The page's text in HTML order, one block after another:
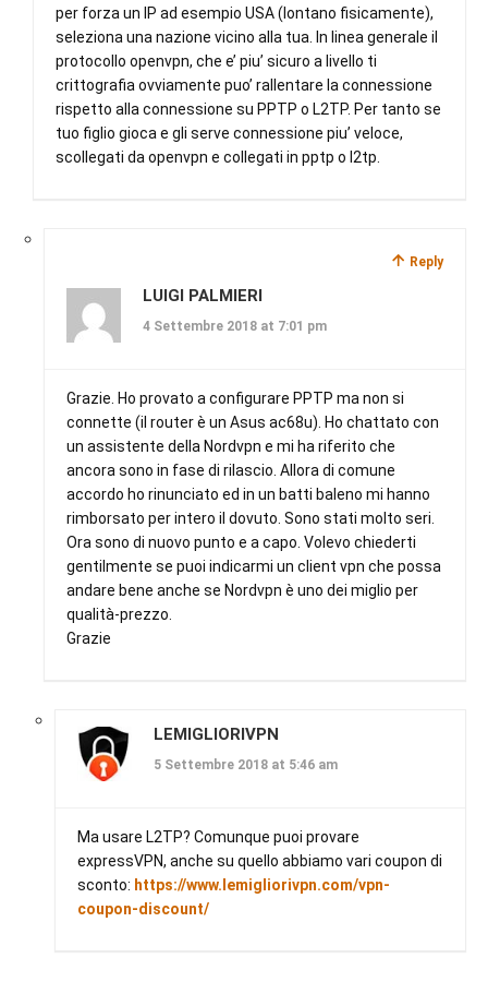
per forza un IP ad esempio USA (lontano fisicamente),
seleziona una nazione vicino alla tua. In linea generale il
protocollo openvpn, che e’ piu’ sicuro a livello ti
crittografia ovviamente puo’ rallentare la connessione
rispetto alla connessione su PPTP o L2TP. Per tanto se
tuo figlio gioca e gli serve connessione piu’ veloce,
scollegati da openvpn e collegati in pptp o l2tp.
Reply
LUIGI PALMIERI
4 Settembre 2018 at 7:01 pm
Grazie. Ho provato a configurare PPTP ma non si
connette (il router è un Asus ac68u). Ho chattato con
un assistente della Nordvpn e mi ha riferito che
ancora sono in fase di rilascio. Allora di comune
accordo ho rinunciato ed in un batti baleno mi hanno
rimborsato per intero il dovuto. Sono stati molto seri.
Ora sono di nuovo punto e a capo. Volevo chiederti
gentilmente se puoi indicarmi un client vpn che possa
andare bene anche se Nordvpn è uno dei miglio per
qualità-prezzo.
Grazie
LEMIGLIORIVPN
5 Settembre 2018 at 5:46 am
Ma usare L2TP? Comunque puoi provare
expressVPN, anche su quello abbiamo vari coupon di
sconto: https://www.lemigliorivpn.com/vpn-
coupon-discount/